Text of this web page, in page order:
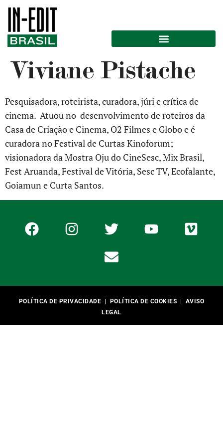
Viviane Pistache
Pesquisadora, roteirista, curadora, júri e crítica de
cinema. Atuou no desenvolvimento de roteiros da
Casa de Criação e Cinema, O2 Filmes e Globo e é
curadora no Festival de Curtas Kinoforum;
visionadora da Mostra Oju do CineSesc, Mix Brasil,
Fest Aruanda, Festival de Vitória, Sesc TV, Ecofalante,
Goiamun e Curta Santos.
POLÍTICA DE PRIVACIDADE | POLÍTICA DE COOKIES | AVISO
LEGAL